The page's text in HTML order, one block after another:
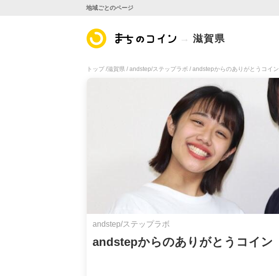
トップ /滋賀県 / andstep/ステップラボ / andstepからのありがとうコイン
andstep/ステップラボ
andstepからのありがとうコイン
地域ごとのページ
滋賀県